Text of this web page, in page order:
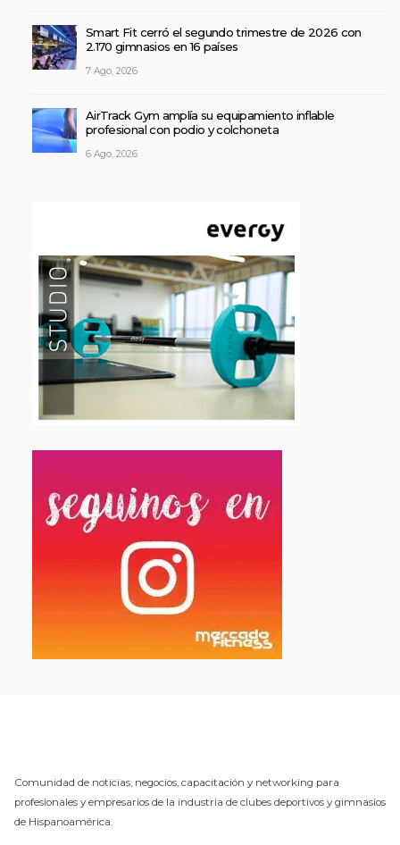
Smart Fit cerró el segundo trimestre de 2026 con
2.170 gimnasios en 16 países
7 Ago, 2026
AirTrack Gym amplía su equipamiento inflable
profesional con podio y colchoneta
6 Ago, 2026
Comunidad de noticias, negocios, capacitación y networking para
profesionales y empresarios de la industria de clubes deportivos y gimnasios
de Hispanoamérica.